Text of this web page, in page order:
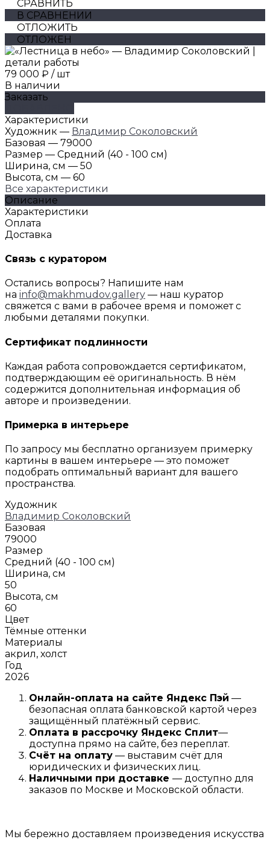
СРАВНИТЬ
В СРАВНЕНИИ
ОТЛОЖИТЬ
ОТЛОЖЕН
79 000 ₽ / шт
В наличии
Заказать
Характеристики
Художник — Владимир Соколовский
Базовая — 79000
Размер — Средний (40 - 100 см)
Ширина, см — 50
Высота, см — 60
Все характеристики
Описание
Характеристики
Оплата
Доставка
Связь с куратором
Остались вопросы? Напишите нам
на info@makhmudov.gallery — наш куратор
свяжется с вами в рабочее время и поможет с
любыми деталями покупки.
Сертификат подлинности
Каждая работа сопровождается сертификатом,
подтверждающим её оригинальность. В нём
содержится дополнительная информация об
авторе и произведении.
Примерка в интерьере
По запросу мы бесплатно организуем примерку
картины в вашем интерьере — это поможет
подобрать оптимальный вариант для вашего
пространства.
Художник
Владимир Соколовский
Базовая
79000
Размер
Средний (40 - 100 см)
Ширина, см
50
Высота, см
60
Цвет
Тёмные оттенки
Материалы
акрил, холст
Год
2026
Онлайн-оплата на сайте Яндекс Пэй —
безопасная оплата банковской картой через
защищённый платёжный сервис.
Оплата в рассрочку Я ндекс Сплит—
доступна прямо на сайте, без переплат.
Счёт на оплату — выставим счёт для
юридических и физических лиц.
Наличными при доставке — доступно для
заказов по Москве и Московской области.
Мы бережно доставляем произведения искусства